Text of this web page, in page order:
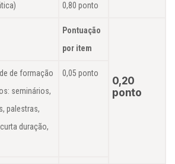
0,80 ponto
Pontuação
por item
0,20
ponto
de formação
seminários,
palestras,
duração,
0,05 ponto